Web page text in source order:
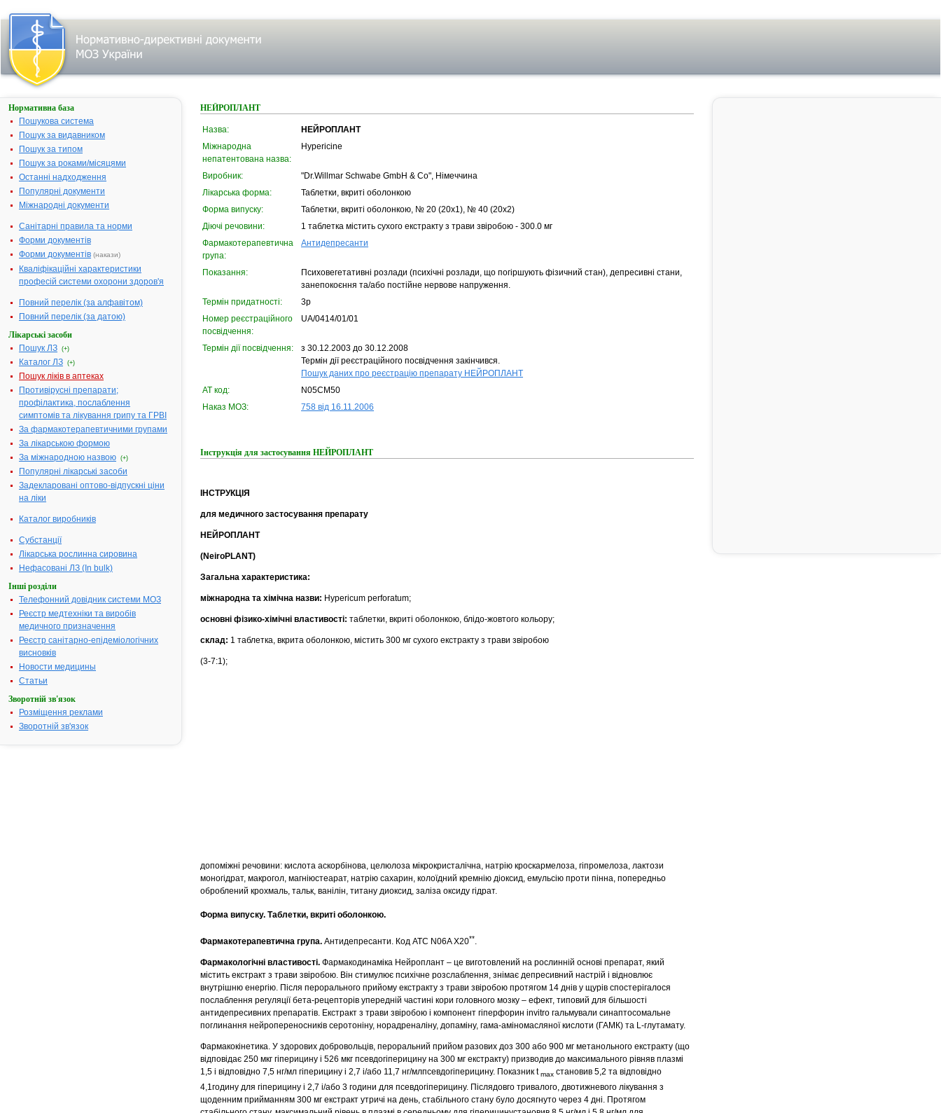
Нормативна база
Пошукова система
Пошук за видавником
Пошук за типом
Пошук за роками/місяцями
Останні надходження
Популярні документи
Міжнародні документи
Санітарні правила та норми
Форми документів
Форми документів (накази)
Кваліфікаційні характеристики
професій системи охорони здоров'я
Повний перелік (за алфавітом)
Повний перелік (за датою)
Лікарські засоби
Пошук ЛЗ (+)
Каталог ЛЗ (+)
Пошук ліків в аптеках
Противірусні препарати;
профілактика, послаблення
симптомів та лікування грипу та ГРВІ
За фармакотерапевтичними групами
За лікарською формою
За міжнародною назвою (+)
Популярні лікарські засоби
Задекларовані оптово-відпускні ціни
на ліки
Каталог виробників
Субстанції
Лікарська рослинна сировина
Нефасовані ЛЗ (In bulk)
Інші розділи
Телефонний довідник системи МОЗ
Реєстр медтехніки та виробів
медичного призначення
Реєстр санітарно-епідеміологічних
висновків
Новости медицины
Статьи
Зворотній зв'язок
Розміщення реклами
Зворотній зв'язок
НЕЙРОПЛАНТ
Назва:
НЕЙРОПЛАНТ
Міжнародна
непатентована назва:
Hypericine
Виробник:
"Dr.Willmar Schwabe GmbH & Co", Німеччина
Лікарська форма:
Таблетки, вкриті оболонкою
Форма випуску:
Таблетки, вкриті оболонкою, № 20 (20х1), № 40 (20х2)
Діючі речовини:
1 таблетка містить сухого екстракту з трави звіробою - 300.0 мг
Фармакотерапевтична
група:
Антидепресанти
Показання:
Психовегетативні розлади (психічні розлади, що погіршують фізичний стан), депресивні стани,
занепокоєння та/або постійне нервове напруження.
Термін придатності:
3р
Номер реєстраційного
посвідчення:
UA/0414/01/01
Термін дії посвідчення:
з 30.12.2003 до 30.12.2008
Термін дії реєстраційного посвідчення закінчився.
Пошук даних про реєстрацію препарату НЕЙРОПЛАНТ
АТ код:
N05CM50
Наказ МОЗ:
758 від 16.11.2006
Інструкція для застосування НЕЙРОПЛАНТ
ІНСТРУКЦІЯ
для медичного застосування препарату
НЕЙРОПЛАНТ
(NeiroPLANT)
Загальна характеристика:
міжнародна та хімічна назви: Hypericum perforatum;
основні фізико-хімічні властивості: таблетки, вкриті оболонкою, блідо-жовтого кольору;
склад: 1 таблетка, вкрита оболонкою, містить 300 мг сухого екстракту з трави звіробою
(3-7:1);
допоміжні речовини: кислота аскорбінова, целюлоза мікрокристалічна, натрію кроскармелоза, гіпромелоза, лактози
моногідрат, макрогол, магніюстеарат, натрію сахарин, колоїдний кремнію діоксид, емульсію проти пінна, попередньо
оброблений крохмаль, тальк, ванілін, титану диоксид, заліза оксиду гідрат.
Форма випуску. Таблетки, вкриті оболонкою.
Фармакотерапевтична група. Антидепресанти. Код АТС N06A X20**.
Фармакологічні властивості. Фармакодинаміка Нейроплант – це виготовлений на рослинній основі препарат, який
містить екстракт з трави звіробою. Він стимулює психічне розслаблення, знімає депресивний настрій і відновлює
внутрішню енергію. Після перорального прийому екстракту з трави звіробою протягом 14 днів у щурів спостерігалося
послаблення регуляції бета-рецепторів упередній частині кори головного мозку – ефект, типовий для більшості
антидепресивних препаратів. Екстракт з трави звіробою і компонент гіперфорин invitro гальмували синаптосомальне
поглинання нейропереносників серотоніну, норадреналіну, допаміну, гама-аміномасляної кислоти (ГАМК) та L-глутамату.
Фармакокінетика. У здорових добровольців, пероральний прийом разових доз 300 або 900 мг метанольного екстракту (що
відповідає 250 мкг гіперицину і 526 мкг псевдогіперицину на 300 мг екстракту) призводив до максимального рівняв плазмі
1,5 і відповідно 7,5 нг/мл гіперицину і 2,7 і/або 11,7 нг/млпсевдогіперицину. Показник tmax становив 5,2 та відповідно
4,1годину для гіперицину і 2,7 і/або 3 години для псевдогіперицину. Післядовго тривалого, двотижневого лікування з
щоденним прийманням 300 мг екстракт утричі на день, стабільного стану було досягнуто через 4 дні. Протягом